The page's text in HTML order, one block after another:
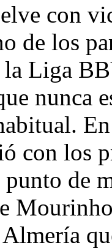
con
de los
la Liga
nunca
con los
de